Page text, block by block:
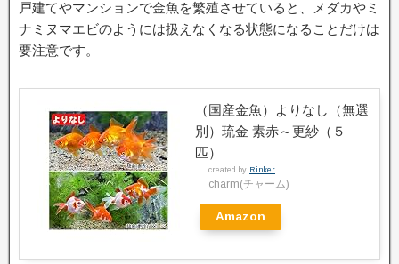
戸建てやマンションで金魚を繁殖させていると、メダカやミ
ナミヌマエビのようには扱えなくなる状態になることだけは
要注意です。
（国産金魚）よりなし（無選
別）琉金 素赤～更紗（５
匹）
created by Rinker
charm(チャーム)
Amazon